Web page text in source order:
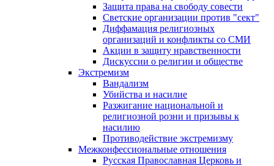
Защита права на свободу совести
Светские организации против "сект"
Диффамация религиозных
организаций и конфликты со СМИ
Акции в защиту нравственности
Дискуссии о религии и обществе
Экстремизм
Вандализм
Убийства и насилие
Разжигание национальной и
религиозной розни и призывы к
насилию
Противодействие экстремизму
Межконфессиональные отношения
Русская Православная Церковь и